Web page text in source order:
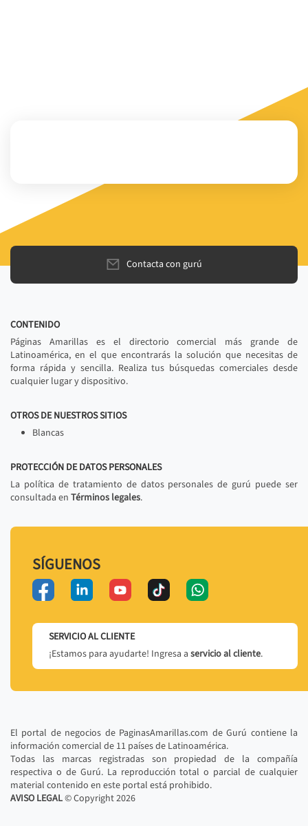
Contacta con gurú
CONTENIDO
Páginas Amarillas es el directorio comercial más grande de
Latinoamérica, en el que encontrarás la solución que necesitas de
forma rápida y sencilla. Realiza tus búsquedas comerciales desde
cualquier lugar y dispositivo.
OTROS DE NUESTROS SITIOS
Blancas
PROTECCIÓN DE DATOS PERSONALES
La política de tratamiento de datos personales de gurú puede ser
consultada en Términos legales.
SÍGUENOS
SERVICIO AL CLIENTE
¡Estamos para ayudarte! Ingresa a servicio al cliente.
El portal de negocios de PaginasAmarillas.com de Gurú contiene la
información comercial de 11 países de Latinoamérica.
Todas las marcas registradas son propiedad de la compañía
respectiva o de Gurú. La reproducción total o parcial de cualquier
material contenido en este portal está prohibido.
AVISO LEGAL© Copyright2026